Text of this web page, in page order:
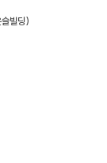
빌딩)